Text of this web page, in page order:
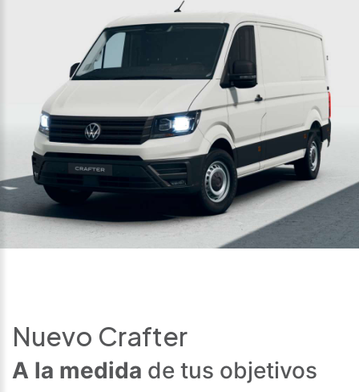
Nuevo Crafter
A la medida de tus objetivos